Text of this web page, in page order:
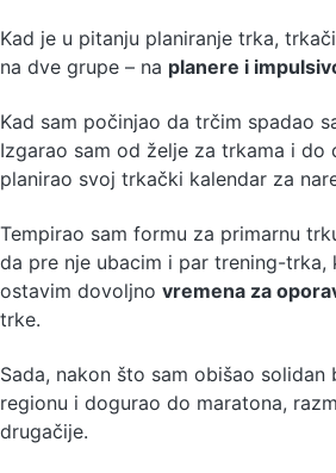
Kad je u pitanju planiranje trka,
na dve grupe – na planere i
Kad sam počinjao da trčim spadao
Izgarao sam od želje za trkama i do
planirao svoj trkački kalendar za
Tempirao sam formu za primarnu
da pre nje ubacim i par trening-trka,
ostavim dovoljno vremena za
trke.
Sada, nakon što sam obišao
regionu i dogurao do maratona,
drugačije.